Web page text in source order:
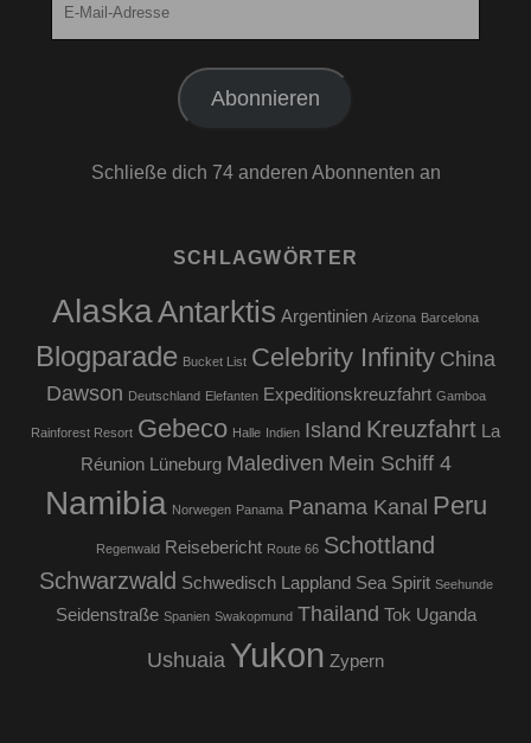
Abonnieren
Schließe dich 74 anderen Abonnenten an
SCHLAGWÖRTER
AlaskaAntarktis Argentinien Arizona Barcelona
Blogparade Bucket List Celebrity Infinity China
Dawson Deutschland Elefanten Expeditionskreuzfahrt Gamboa
Rainforest Resort Gebeco Halle Indien Island Kreuzfahrt
La
Réunion
Lüneburg Malediven Mein Schiff 4
Namibia Norwegen Panama Panama Kanal Peru
Regenwald Reisebericht Route 66 Schottland
Schwarzwald Schwedisch Lappland Sea Spirit Seehunde
Seidenstraße Spanien Swakopmund Thailand Tok Uganda
Ushuaia Yukon Zypern